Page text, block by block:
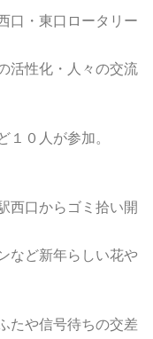
口・東口ロータリー
活性化・人々の交流
０人が参加。
西口からゴミ拾い開
など新年らしい花や
たや信号待ちの交差